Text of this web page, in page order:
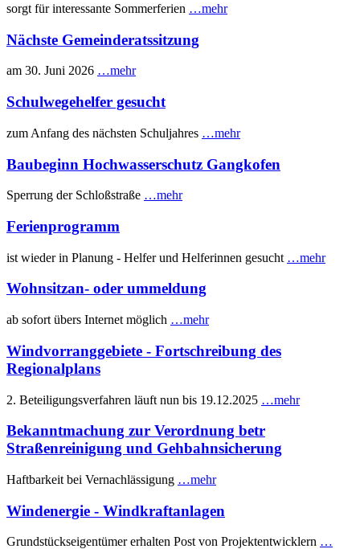
sorgt für interessante Sommerferien …mehr
Nächste Gemeinderatssitzung
am 30. Juni 2026 …mehr
Schulwegehelfer gesucht
zum Anfang des nächsten Schuljahres …mehr
Baubeginn Hochwasserschutz Gangkofen
Sperrung der Schloßstraße …mehr
Ferienprogramm
ist wieder in Planung - Helfer und Helferinnen gesucht …mehr
Wohnsitzan- oder ummeldung
ab sofort übers Internet möglich …mehr
Windvorranggebiete - Fortschreibung des
Regionalplans
2. Beteiligungsverfahren läuft nun bis 19.12.2025 …mehr
Bekanntmachung zur Verordnung betr
Straßenreinigung und Gehbahnsicherung
Haftbarkeit bei Vernachlässigung …mehr
Windenergie - Windkraftanlagen
Grundstückseigentümer erhalten Post von Projektentwicklern …